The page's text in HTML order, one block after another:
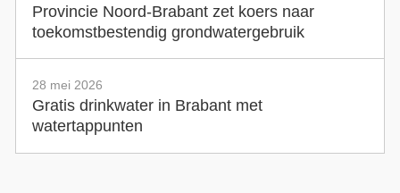
Provincie Noord-Brabant zet koers naar
toekomstbestendig grondwatergebruik
28 mei 2026
Gratis drinkwater in Brabant met
watertappunten